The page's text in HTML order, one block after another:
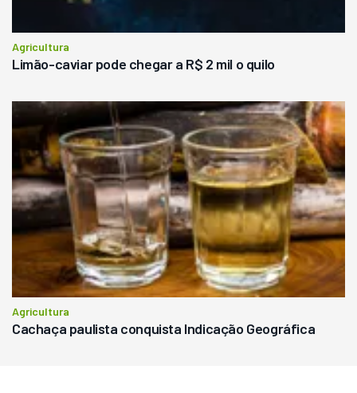
Agricultura
Limão-caviar pode chegar a R$ 2 mil o quilo
Agricultura
Cachaça paulista conquista Indicação Geográfica